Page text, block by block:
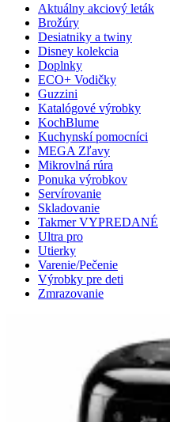
Aktuálny akciový leták
Brožúry
Desiatniky a twiny
Disney kolekcia
Doplnky
ECO+ Vodičky
Guzzini
Katalógové výrobky
KochBlume
Kuchynskí pomocníci
MEGA Zľavy
Mikrovlná rúra
Ponuka výrobkov
Servírovanie
Skladovanie
Takmer VYPREDANÉ
Ultra pro
Utierky
Varenie/Pečenie
Výrobky pre deti
Zmrazovanie